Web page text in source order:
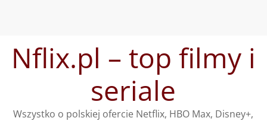
treściNflix.pl – top filmy i
seriale
Wszystko o polskiej ofercie Netflix, HBO Max, Disney+,